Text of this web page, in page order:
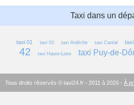
Taxi dans un
taxi 01 taxi 03 taxi Ardèche taxi Cantal
42
taxi Haute-Loire taxi Puy-de-
Tous droits réservés © taxi24.fr - 2011 à 2026 - À